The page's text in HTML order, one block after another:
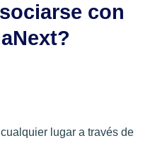
con
lugar a través de